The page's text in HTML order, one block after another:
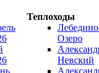
Теплоходы
Озеро
Невский